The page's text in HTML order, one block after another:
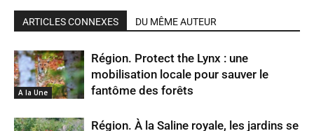
ARTICLES CONNEXES DU MÊME AUTEUR
A la Une
Région. Protect the Lynx : une
mobilisation locale pour sauver le
fantôme des forêts
Région. À la Saline royale, les jardins se